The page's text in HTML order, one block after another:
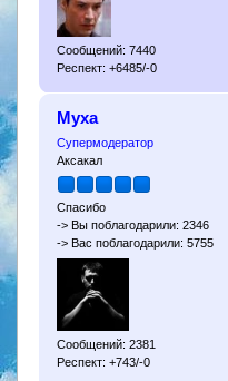
Сообщений: 7440
Респект: +6485/-0
Муха
Супермодератор
Аксакал
Спасибо
-> Вы поблагодарили: 2346
-> Вас поблагодарили: 5755
Сообщений: 2381
Респект: +743/-0